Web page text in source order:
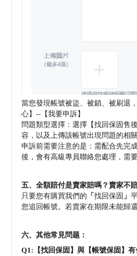
當您發現帳號被盜、被鎖、被刷退
心】--【我要申訴】
問題類型選擇：選擇【找回保固售
容，以及上傳該帳號出現問題的相
申訴前需要注意的是：需配合先完
後，會有高級專員聯絡您處理，需
五、全額賠付是賣家賠嗎？賣家不
只要您有購買我們的 「找回保固 」
您追回帳號。若賣家在期限未能歸
六、其他常見問题：
Q1:【找回保固】與【帳號保固】有